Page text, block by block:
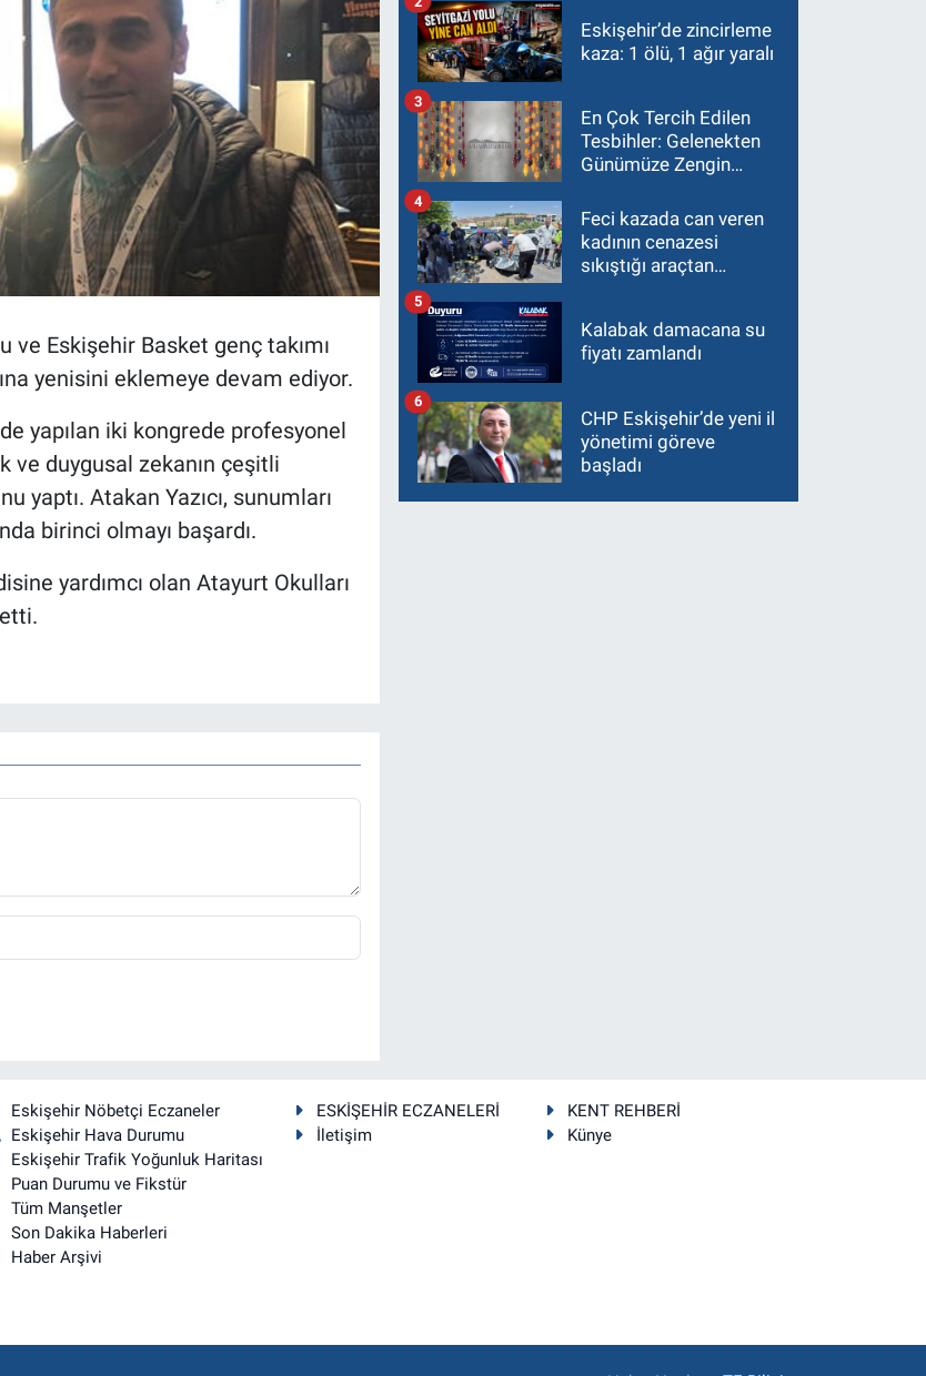
ve Eskişehir Basket genç takımı
yenisini eklemeye devam ediyor.
yapılan iki kongrede profesyonel
ve duygusal zekanın çeşitli
yaptı. Atakan Yazıcı, sunumları
birinci olmayı başardı.
yardımcı olan Atayurt Okulları
Eskişehir’de zincirleme
kaza: 1 ölü, 1 ağır yaralı
En Çok Tercih Edilen
Tesbihler: Gelenekten
Günümüze Zengin
3
Feci kazada can veren
kadının cenazesi
sıkıştığı araçtan
4
Kalabak damacana su
fiyatı zamlandı
5
CHP Eskişehir’de yeni il
yönetimi göreve
başladı
6
Eskişehir Nöbetçi Eczaneler
Eskişehir Hava Durumu
Eskişehir Trafik Yoğunluk Haritası
Puan Durumu ve Fikstür
Tüm Manşetler
Son Dakika Haberleri
Haber Arşivi
ESKİŞEHİR ECZANELERİ
KENT REHBERİ
İletişim
Künye